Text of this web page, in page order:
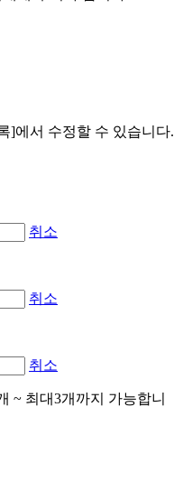
]에서 수정할 수 있습니다.
취소
취소
취소
~ 최대3개까지 가능합니